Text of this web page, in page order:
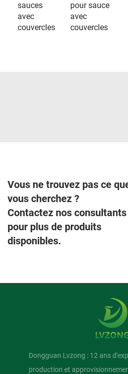
sauces
avec
couvercles
pour sauce
avec
couvercles
Vous ne trouvez pas ce
vous cherchez ?
Contactez nos consultants
pour plus de produits
disponibles.
Dongguan Lvzong : 12 ans
production et